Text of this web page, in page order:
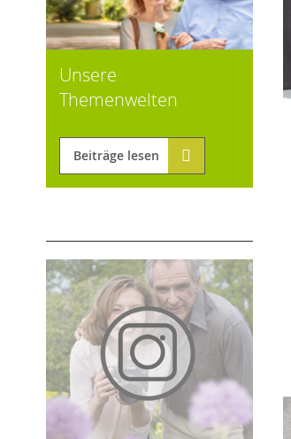
Unsere
Themenwelten
Beiträge lesen